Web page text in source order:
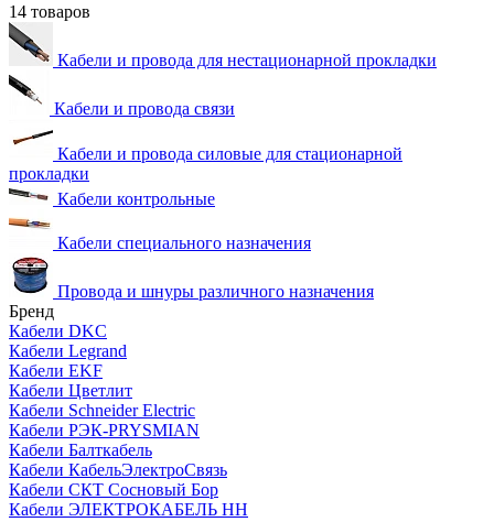
14 товаров
Кабели и провода для нестационарной прокладки
Кабели и провода связи
Кабели и провода силовые для стационарной
прокладки
Кабели контрольные
Кабели специального назначения
Провода и шнуры различного назначения
Бренд
Кабели DKC
Кабели Legrand
Кабели EKF
Кабели Цветлит
Кабели Schneider Electric
Кабели РЭК-PRYSMIAN
Кабели Балткабель
Кабели КабельЭлектроСвязь
Кабели СКТ Сосновый Бор
Кабели ЭЛЕКТРОКАБЕЛЬ НН